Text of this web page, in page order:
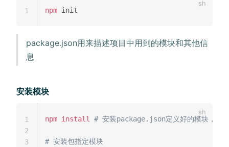
npm
1
package.json用来描述项目中用到的模块和其他信
息
安装模块
npm install # 安装package.json定义好的模块，简
# 安装包指定模块
1
2
3